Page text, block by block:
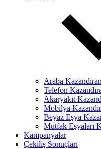
Araba
Telefon
Akaryakıt
Mobilya
Beyaz Eşya
Mutfak Eşyaları
Kampanyalar
Çekiliş Sonuçları